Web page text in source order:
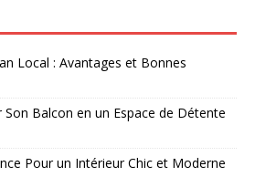
Local : Avantages et Bonnes
Balcon en un Espace de Détente
Pour un Intérieur Chic et Moderne